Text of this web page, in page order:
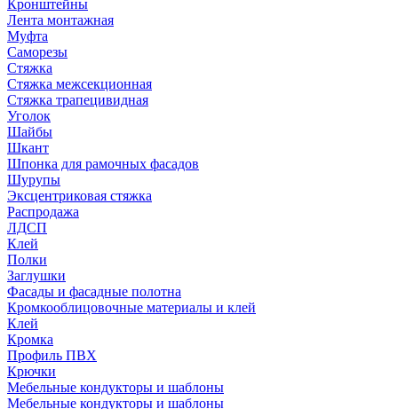
Кронштейны
Лента монтажная
Муфта
Саморезы
Стяжка
Стяжка межсекционная
Стяжка трапецивидная
Уголок
Шайбы
Шкант
Шпонка для рамочных фасадов
Шурупы
Эксцентриковая стяжка
Распродажа
ЛДСП
Клей
Полки
Заглушки
Фасады и фасадные полотна
Кромкооблицовочные материалы и клей
Клей
Кромка
Профиль ПВХ
Крючки
Мебельные кондукторы и шаблоны
Мебельные кондукторы и шаблоны